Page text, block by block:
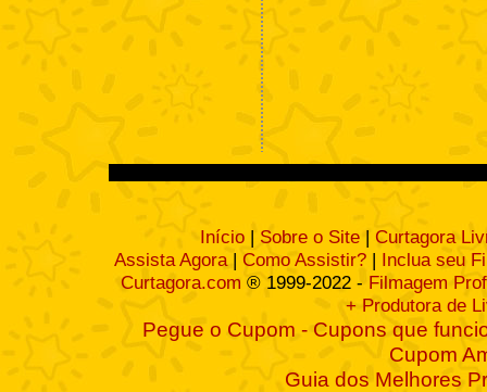
Início | Sobre o Site | Curtagora
Assista Agora| Como Assistir? | Inclua seu
Curtagora.com ® 1999-2022 - Filmagem
+ Produtora de
Pegue o Cupom - Cupons que
Cupom
Guia dos Melhores